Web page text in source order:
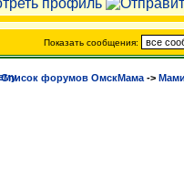
Показать сообщения:
Список форумов ОмскМама ->